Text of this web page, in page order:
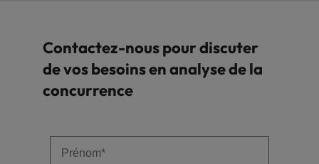
Contactez-nous pour discuter
de vos besoins en analyse de la
concurrence